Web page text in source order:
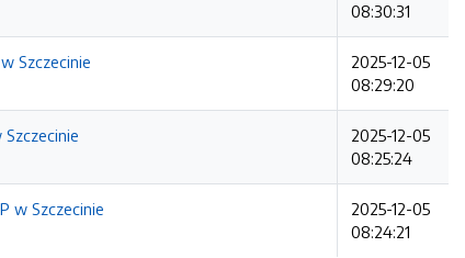
08:30:31
Szczecinie
2025-12-05
08:29:20
2025-12-05
08:25:24
w Szczecinie
2025-12-05
08:24:21